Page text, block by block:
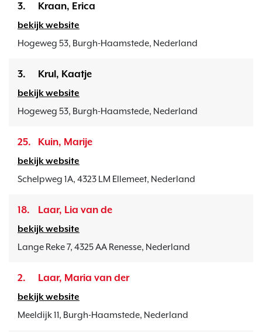
3. Kraan, Erica
bekijk website
Hogeweg 53, Burgh-Haamstede, Nederland
3. Krul, Kaatje
bekijk website
Hogeweg 53, Burgh-Haamstede, Nederland
25. Kuin, Marije
bekijk website
Schelpweg 1A, 4323 LM Ellemeet, Nederland
18. Laar, Lia van de
bekijk website
Lange Reke 7, 4325 AA Renesse, Nederland
2. Laar, Maria van der
bekijk website
Meeldijk 11, Burgh-Haamstede, Nederland